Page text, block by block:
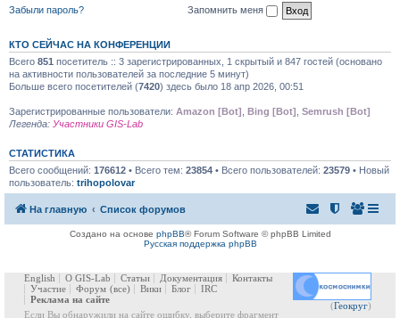
Забыли пароль? Запомнить меня
КТО СЕЙЧАС НА КОНФЕРЕНЦИИ
Всего 851 посетитель :: 3 зарегистрированных, 1 скрытый и 847 гостей (основано
на активности пользователей за последние 5 минут)
Больше всего посетителей (7420) здесь было 18 апр 2026, 00:51
Зарегистрированные пользователи: Amazon [Bot] Bing [Bot] Semrush [Bot]
Легенда: Участники GIS-Lab
СТАТИСТИКА
Всего сообщений: 176612 • Всего тем: 23854 • Всего пользователей: 23579 • Новый
пользователь: trihopolovar
На главную Список форумов
Создано на основе phpBB® Forum Software © phpBB Limited
Русская поддержка phpBB
(Геокруг)
English О GIS-Lab Статьи Документация
Контакты
Участие
Форум (все) Вики Блог
IRC
Реклама на сайте
Если Вы обнаружили на сайте ошибку, выберите фрагмент